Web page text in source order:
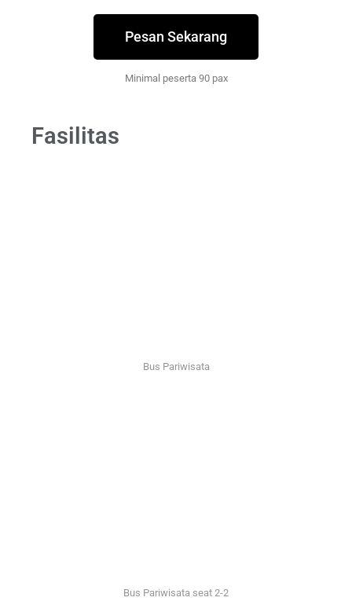
Pesan Sekarang
Minimal peserta 90 pax
Fasilitas
Bus Pariwisata
Bus Pariwisata seat 2-2